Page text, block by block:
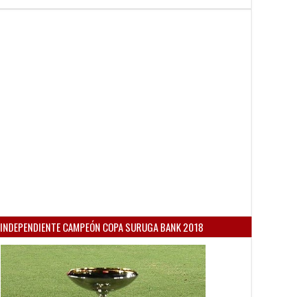
INDEPENDIENTE CAMPEÓN COPA SURUGA BANK 2018